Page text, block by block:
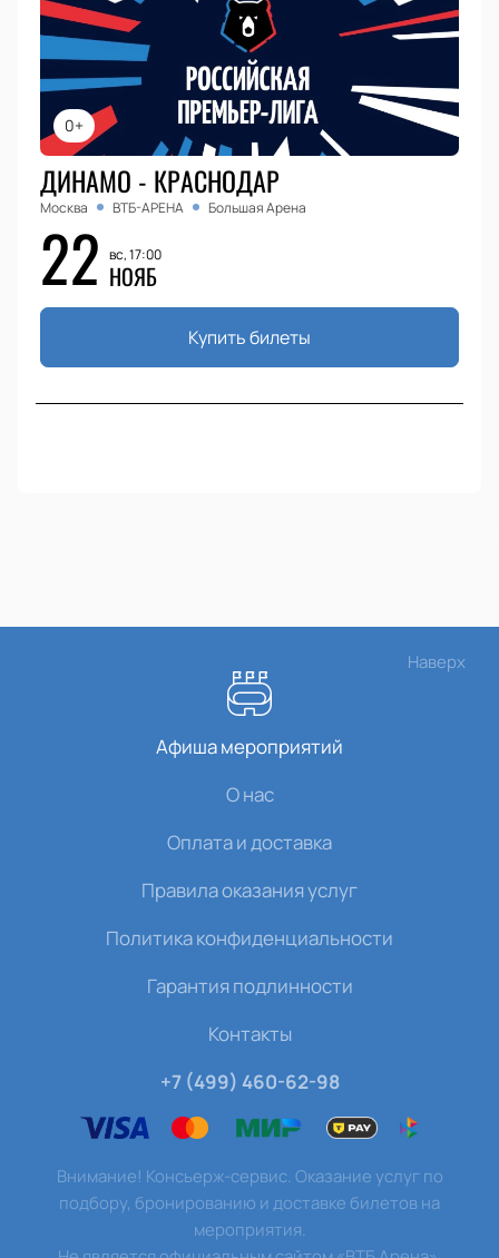
0+
ДИНАМО - КРАСНОДАР
Москва ВТБ-АРЕНА Большая Арена
22 вс, 17:00
НОЯБ
Купить билеты
Наверх
Афиша мероприятий
О нас
Оплата и доставка
Правила оказания услуг
Политика конфиденциальности
Гарантия подлинности
Контакты
+7 (499) 460-62-98
Внимание! Консьерж-сервис. Оказание услуг по
подбору, бронированию и доставке билетов на
мероприятия.